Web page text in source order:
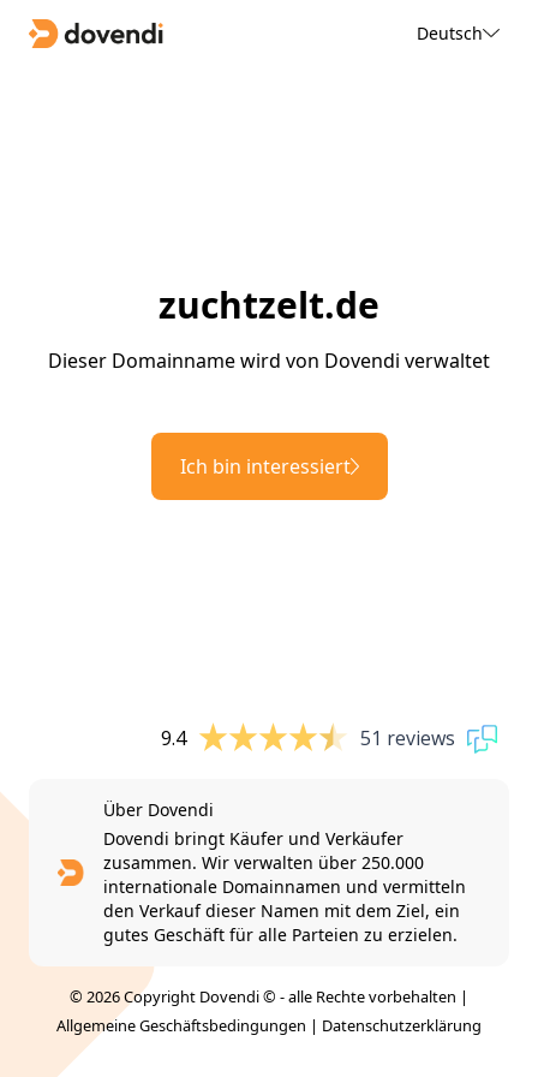
Deutsch
zuchtzelt.de
Dieser Domainname wird von Dovendi verwaltet
Ich bin interessiert
9.4 51 reviews
Über Dovendi
Dovendi bringt Käufer und Verkäufer
zusammen. Wir verwalten über 250.000
internationale Domainnamen und vermitteln
den Verkauf dieser Namen mit dem Ziel, ein
gutes Geschäft für alle Parteien zu erzielen.
© 2026 Copyright Dovendi © - alle Rechte vorbehalten |
Allgemeine Geschäftsbedingungen | Datenschutzerklärung